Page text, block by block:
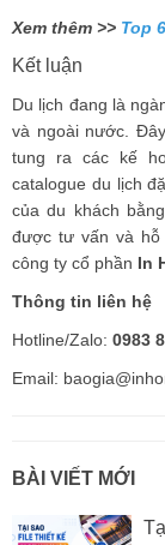
Xem thêm >> Top
Kết luận
Du lịch đang là
và ngoài nước.
tung ra các kế
catalogue du lịch
của du khách
được tư vấn và
công ty cổ phần In
Thông tin liên hệ
Hotline/Zalo: 0983
Email:
BÀI VIẾT MỚI